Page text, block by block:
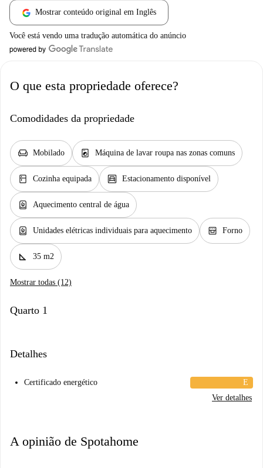
Mostrar conteúdo original em Inglês
Você está vendo uma tradução automática do anúncio
O que esta propriedade oferece?
Comodidades da propriedade
chair Mobilado local_laundry_service Máquina de lavar roupa nas zonas comuns
kitchen Cozinha equipada garage Estacionamento disponível
water_heater Aquecimento central de água
water_heater Unidades elétricas individuais para aquecimento oven_gen Forno
square_foot 35 m2
Mostrar todas (12)
Quarto 1
Detalhes
Certificado energético
E
Ver detalhes
A opinião de Spotahome